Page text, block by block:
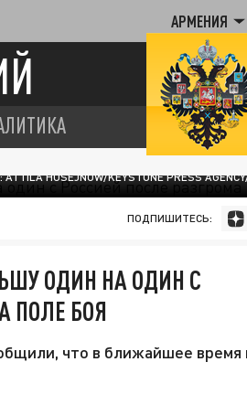
АРМЕНИЯ
HUSEJNOW/KEYSTONE PRESS
ПОДПИШИТЕСЬ:
ОДИН НА ОДИН С
ПОЛЕ БОЯ
что в ближайшее